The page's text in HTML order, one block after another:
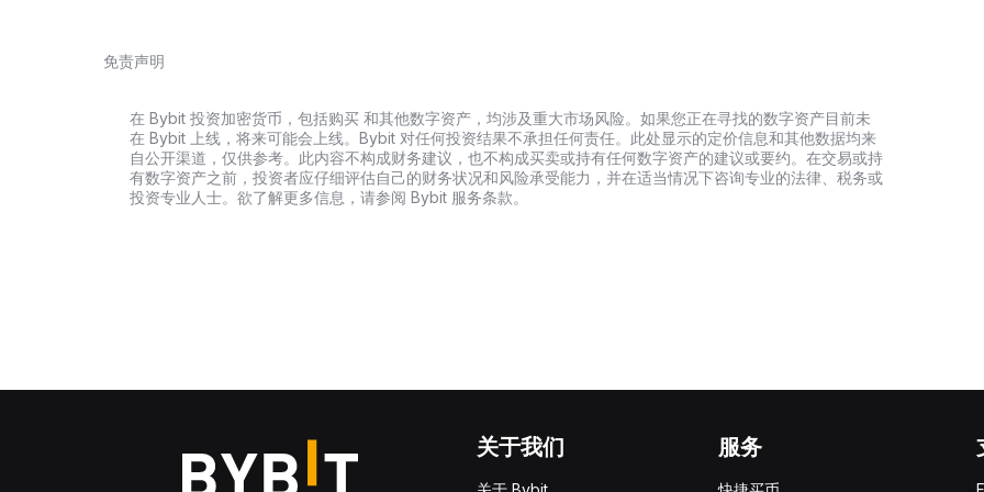
免责声明
在 Bybit 投资加密货币，包括购买 和其他数字资产，均涉及重大市场风险。如果您正在寻找的数字资产目前未
在 Bybit 上线，将来可能会上线。Bybit 对任何投资结果不承担任何责任。此处显示的定价信息和其他数据均来
自公开渠道，仅供参考。此内容不构成财务建议，也不构成买卖或持有任何数字资产的建议或要约。在交易或持
有数字资产之前，投资者应仔细评估自己的财务状况和风险承受能力，并在适当情况下咨询专业的法律、税务或
投资专业人士。欲了解更多信息，请参阅 Bybit 服务条款。
关于我们 服务